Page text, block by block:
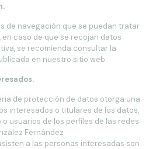
de navegación que se puedan tratar
en caso de que se recojan datos
se recomienda consultar la
en nuestro sitio web.
de protección de datos otorga una
interesados o titulares de los datos,
usuarios de los perfiles de las redes
Fernández
a las personas interesadas son